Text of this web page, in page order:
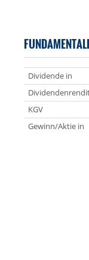
Dividende in
KGV
Gewinn/Aktie in